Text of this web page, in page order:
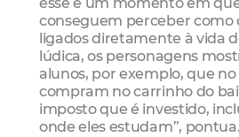
conseguem perceber como
ligados diretamente à vida
lúdica, os personagens
alunos, por exemplo, que
compram no carrinho do
imposto que é investido,
onde eles estudam”, pontua.